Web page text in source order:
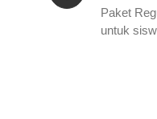
Paket
untuk